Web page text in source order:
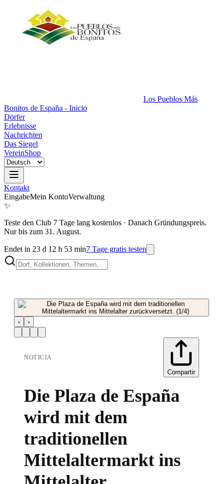
Los Pueblos Más
Bonitos de España - Inicio
Dörfer
Erlebnisse
Nachrichten
Das Siegel
VereinShop
Kontakt
EingabeMein KontoVerwaltung
✨
Teste den Club 7 Tage lang kostenlos · Danach Gründungspreis.
Nur bis zum 31. August.
Endet in 23 d 12 h 53 min7 Tage gratis testen
‹ ›
NOTICIA
Compartir
Die Plaza de España
wird mit dem
traditionellen
Mittelaltermarkt ins